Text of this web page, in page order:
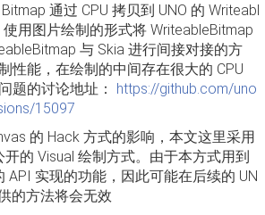
通过 CPU 拷贝到 UNO 的 Writeabl
使用图片绘制的形式将 WriteableBitmap
与 Skia 进行间接对接的方
性能，在绘制的中间存在很大的 CPU
题的讨论地址： https://github.com/uno
15097
的 Hack 方式的影响，本文这里采用
开的 Visual 绘制方式。由于本方式用到
API 实现的功能，因此可能在后续的 UN
的方法将会无效